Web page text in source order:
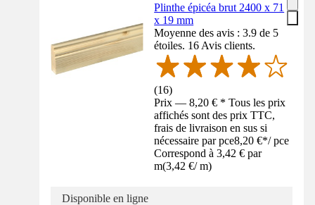
Plinthe épicéa brut 2400 x 71
x 19 mm
Moyenne des avis : 3.9 de 5
étoiles. 16 Avis clients.
(16)
Prix — 8,20 € * Tous les prix
affichés sont des prix TTC,
frais de livraison en sus si
nécessaire par pce8,20 €*/ pce
Correspond à 3,42 € par
m(3,42 €/ m)
Disponible en ligne